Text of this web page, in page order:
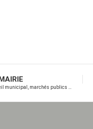
municipal, marchés publics …